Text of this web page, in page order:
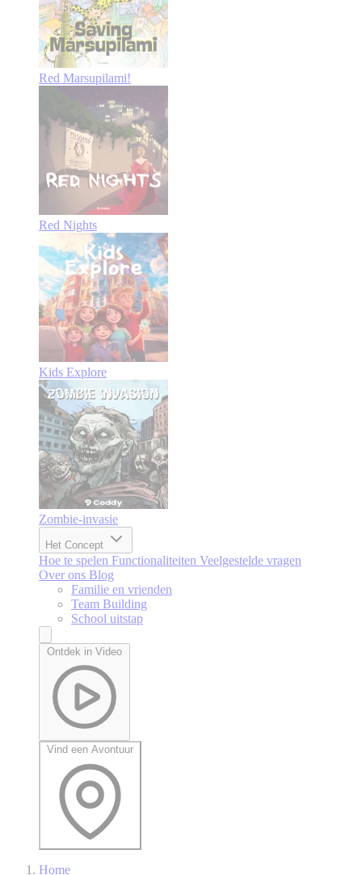
Red Marsupilami!
Red Nights
Kids Explore
Zombie-invasie
Het Concept
Hoe te spelen Functionaliteiten Veelgestelde vragen
Over ons Blog
Familie en vrienden
Team Building
School uitstap
Ontdek in Video
Vind een Avontuur
Home